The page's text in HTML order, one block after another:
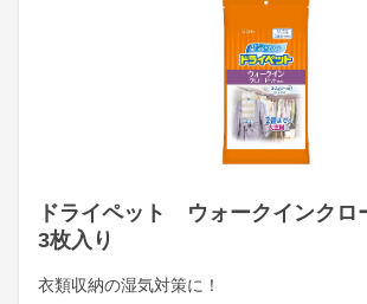
ドライペット ウォークインクロ
3枚入り
衣類収納の湿気対策に！